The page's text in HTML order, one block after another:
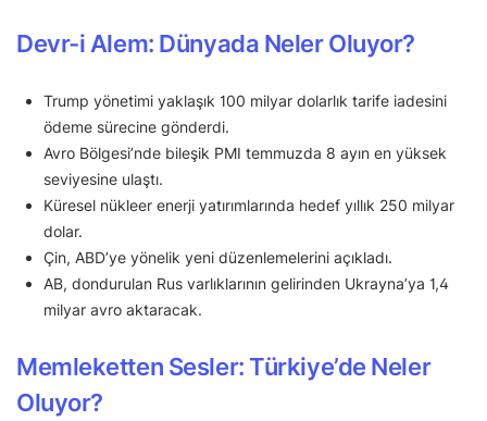
Devr-i Alem: Dünyada Neler Oluyor?
Trump yönetimi yaklaşık 100 milyar dolarlık tarife iadesini
ödeme sürecine gönderdi.
Avro Bölgesi’nde bileşik PMI temmuzda 8 ayın en yüksek
seviyesine ulaştı.
Küresel nükleer enerji yatırımlarında hedef yıllık 250 milyar
dolar.
Çin, ABD’ye yönelik yeni düzenlemelerini açıkladı.
AB, dondurulan Rus varlıklarının gelirinden Ukrayna’ya 1,4
milyar avro aktaracak.
Memleketten Sesler: Türkiye’de Neler
Oluyor?